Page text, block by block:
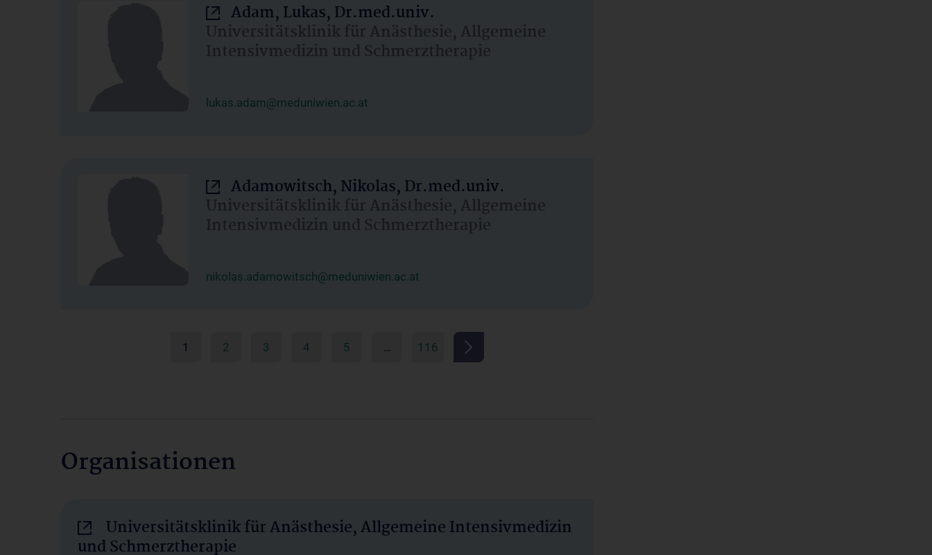
Adam, Lukas, Dr.med.univ.
Universitätsklinik für Anästhesie, Allgemeine
Intensivmedizin und Schmerztherapie
lukas.adam@meduniwien.ac.at
Adamowitsch, Nikolas, Dr.med.univ.
Universitätsklinik für Anästhesie, Allgemeine
Intensivmedizin und Schmerztherapie
nikolas.adamowitsch@meduniwien.ac.at
1 2 3 4 5 … 116
Organisationen
Universitätsklinik für Anästhesie, Allgemeine Intensivmedizin
und Schmerztherapie